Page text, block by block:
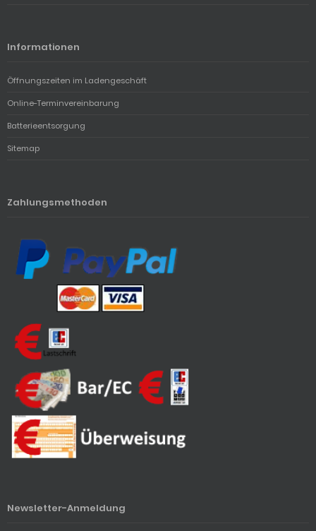
Informationen
Öffnungszeiten im Ladengeschäft
Online-Terminvereinbarung
Batterieentsorgung
Sitemap
Zahlungsmethoden
Newsletter-Anmeldung